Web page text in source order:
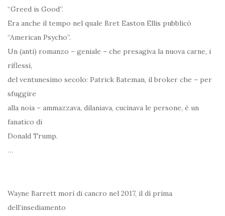
“Greed is Good”.
Era anche il tempo nel quale Bret Easton Ellis pubblicò
“American Psycho”.
Un (anti) romanzo – geniale – che presagiva la nuova carne, i
riflessi,
del ventunesimo secolo: Patrick Bateman, il broker che – per
sfuggire
alla noia – ammazzava, dilaniava, cucinava le persone, è un
fanatico di
Donald Trump.
…
Wayne Barrett morì di cancro nel 2017, il dì prima
dell’insediamento